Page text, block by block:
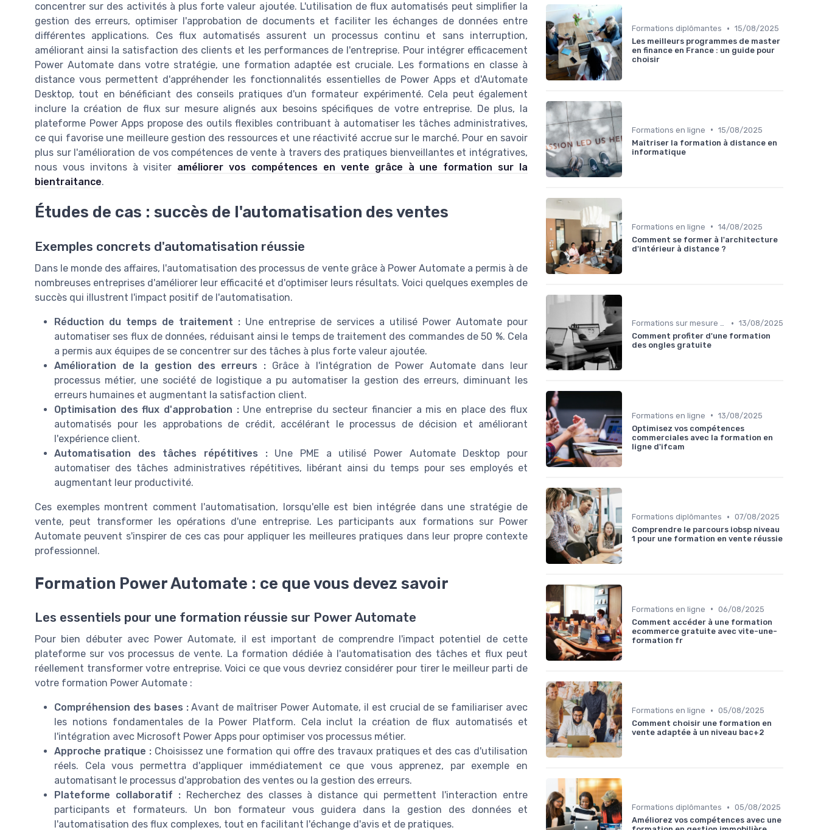
concentrer sur des activités à plus forte valeur ajoutée. L'utilisation de flux automatisés peut simplifier la
gestion des erreurs, optimiser l'approbation de documents et faciliter les échanges de données entre
différentes applications. Ces flux automatisés assurent un processus continu et sans interruption,
améliorant ainsi la satisfaction des clients et les performances de l'entreprise. Pour intégrer efficacement
Power Automate dans votre stratégie, une formation adaptée est cruciale. Les formations en classe à
distance vous permettent d'appréhender les fonctionnalités essentielles de Power Apps et d'Automate
Desktop, tout en bénéficiant des conseils pratiques d'un formateur expérimenté. Cela peut également
inclure la création de flux sur mesure alignés aux besoins spécifiques de votre entreprise. De plus, la
plateforme Power Apps propose des outils flexibles contribuant à automatiser les tâches administratives,
ce qui favorise une meilleure gestion des ressources et une réactivité accrue sur le marché. Pour en savoir
plus sur l'amélioration de vos compétences de vente à travers des pratiques bienveillantes et intégratives,
nous vous invitons à visiter améliorer vos compétences en vente grâce à une formation sur la
bientraitance.
Études de cas : succès de l'automatisation des ventes
Exemples concrets d'automatisation réussie
Dans le monde des affaires, l'automatisation des processus de vente grâce à Power Automate a permis à de
nombreuses entreprises d'améliorer leur efficacité et d'optimiser leurs résultats. Voici quelques exemples de
succès qui illustrent l'impact positif de l'automatisation.
Réduction du temps de traitement : Une entreprise de services a utilisé Power Automate pour
automatiser ses flux de données, réduisant ainsi le temps de traitement des commandes de 50 %. Cela
a permis aux équipes de se concentrer sur des tâches à plus forte valeur ajoutée.
Amélioration de la gestion des erreurs :Grâce à l'intégration de Power Automate dans leur
processus métier, une société de logistique a pu automatiser la gestion des erreurs, diminuant les
erreurs humaines et augmentant la satisfaction client.
Optimisation des flux d'approbation :Une entreprise du secteur financier a mis en place des flux
automatisés pour les approbations de crédit, accélérant le processus de décision et améliorant
l'expérience client.
Automatisation des tâches répétitives :Une PME a utilisé Power Automate Desktop pour
automatiser des tâches administratives répétitives, libérant ainsi du temps pour ses employés et
augmentant leur productivité.
Ces exemples montrent comment l'automatisation, lorsqu'elle est bien intégrée dans une stratégie de
vente, peut transformer les opérations d'une entreprise. Les participants aux formations sur Power
Automate peuvent s'inspirer de ces cas pour appliquer les meilleures pratiques dans leur propre contexte
professionnel.
Formation Power Automate : ce que vous devez savoir
Les essentiels pour une formation réussie sur Power Automate
Pour bien débuter avec Power Automate, il est important de comprendre l'impact potentiel de cette
plateforme sur vos processus de vente. La formation dédiée à l'automatisation des tâches et flux peut
réellement transformer votre entreprise. Voici ce que vous devriez considérer pour tirer le meilleur parti de
votre formation Power Automate :
Compréhension des bases :Avant de maîtriser Power Automate, il est crucial de se familiariser avec
les notions fondamentales de la Power Platform. Cela inclut la création de flux automatisés et
l'intégration avec Microsoft Power Apps pour optimiser vos processus métier.
Approche pratique : Choisissez une formation qui offre des travaux pratiques et des cas d'utilisation
réels. Cela vous permettra d'appliquer immédiatement ce que vous apprenez, par exemple en
automatisant le processus d'approbation des ventes ou la gestion des erreurs.
Plateforme collaboratif : Recherchez des classes à distance qui permettent l'interaction entre
participants et formateurs. Un bon formateur vous guidera dans la gestion des données et
l'automatisation des flux complexes, tout en facilitant l'échange d'avis et de pratiques.
Formations diplômantes • 15/08/2025
Les meilleurs programmes de master
en finance en France : un guide pour
choisir
Formations en ligne • 15/08/2025
Maîtriser la formation à distance en
informatique
Formations en ligne • 14/08/2025
Comment se former à l'architecture
d'intérieur à distance ?
Formations sur mesure pour entreprises • 13/08/2025
Comment profiter d'une formation
des ongles gratuite
Formations en ligne • 13/08/2025
Optimisez vos compétences
commerciales avec la formation en
ligne d'ifcam
Formations diplômantes • 07/08/2025
Comprendre le parcours iobsp niveau
1 pour une formation en vente réussie
Formations en ligne • 06/08/2025
Comment accéder à une formation
ecommerce gratuite avec vite-une-
formation fr
Formations en ligne • 05/08/2025
Comment choisir une formation en
vente adaptée à un niveau bac+2
Formations diplômantes • 05/08/2025
Améliorez vos compétences avec une